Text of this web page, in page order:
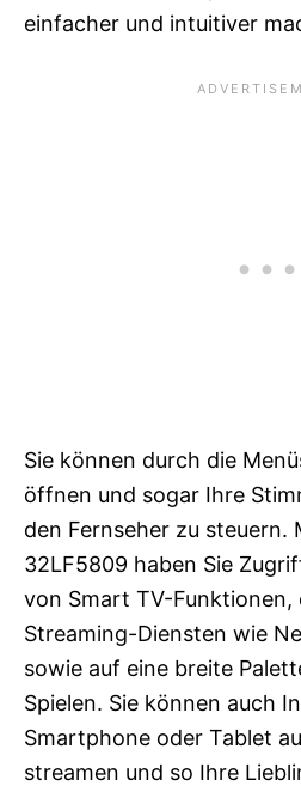
einfacher und intuitiver
Sie können durch die
öffnen und sogar Ihre
den Fernseher zu steuern.
32LF5809 haben Sie
von Smart TV-Funktionen,
Streaming-Diensten wie
sowie auf eine breite
Spielen. Sie können auch
Smartphone oder Tablet
streamen und so Ihre